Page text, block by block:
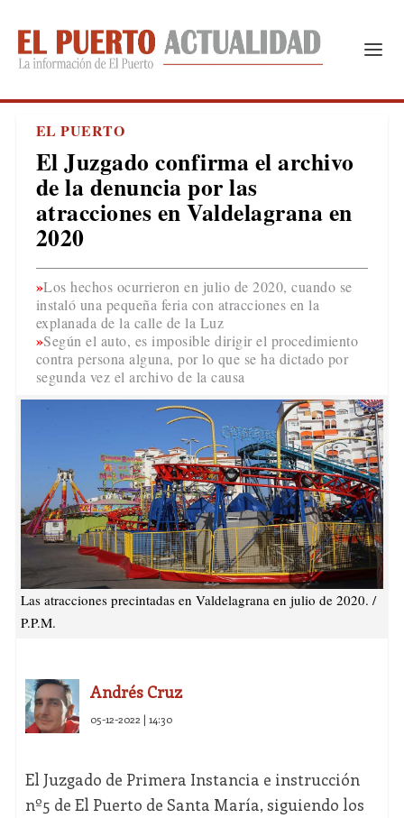
EL PUERTO
El Juzgado confirma el archivo
de la denuncia por las
atracciones en Valdelagrana en
2020
Los hechos ocurrieron en julio de 2020, cuando se
instaló una pequeña feria con atracciones en la
explanada de la calle de la Luz
Según el auto, es imposible dirigir el procedimiento
contra persona alguna, por lo que se ha dictado por
segunda vez el archivo de la causa
Las atracciones precintadas en Valdelagrana en julio de 2020. /
P.P.M.
Andrés Cruz
05-12-2022 | 14:30
El Juzgado de Primera Instancia e instrucción
nº5 de El Puerto de Santa María, siguiendo los